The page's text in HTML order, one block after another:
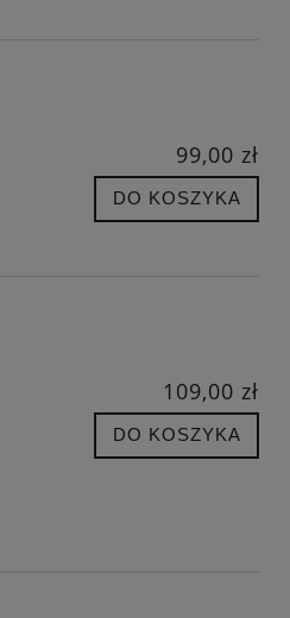
99,00 zł
DO KOSZYKA
109,00 zł
DO KOSZYKA